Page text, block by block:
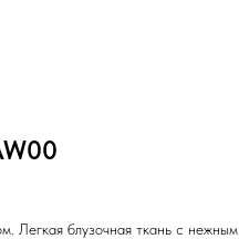
Легкая блузочная ткань с нежным